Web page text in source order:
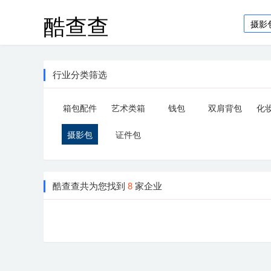
酷查查
行业分类筛选
箱包配件
艺术类箱
包
钱包 双肩背包
化
摄影包 证件包
酷查查共为您找到 8家企业